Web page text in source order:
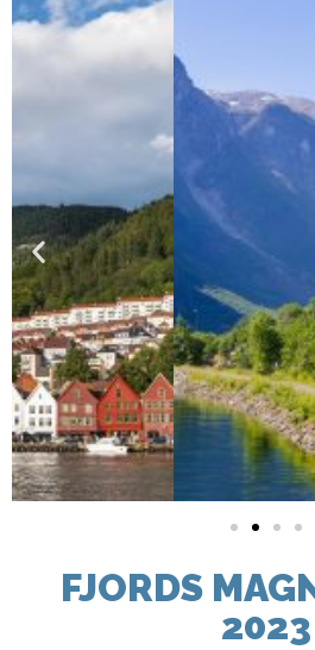
FJORDS
2023